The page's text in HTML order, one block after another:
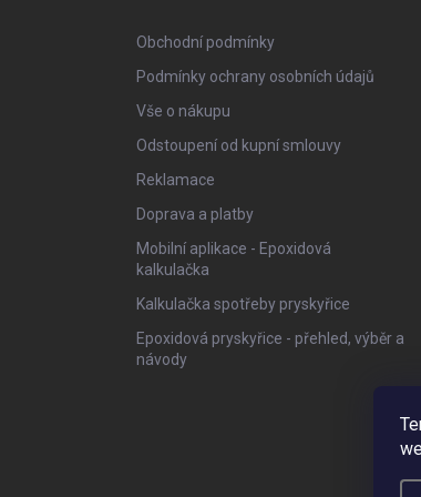
Obchodní podmínky
Podmínky ochrany osobních údajů
Vše o nákupu
Odstoupení od kupní smlouvy
Reklamace
Doprava a platby
Mobilní aplikace - Epoxidová
kalkulačka
Kalkulačka spotřeby pryskyřice
Epoxidová pryskyřice - přehled, výběr a
návody